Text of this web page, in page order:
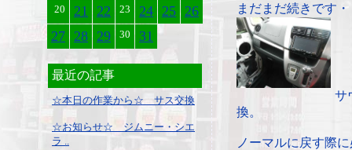
20 21 22 23 24 25 26
27 28 29 30 31
最近の記事
☆本日の作業から☆ サス交換
☆お知らせ☆ ジムニー・シエ
ラ ..
まだまだ続きです
サ
換。
ノーマルに戻す際